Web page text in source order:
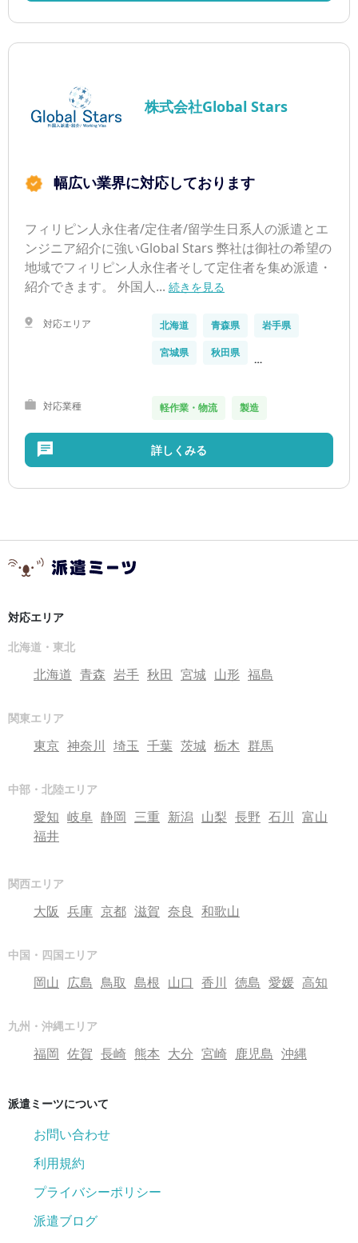
株式会社Global Stars
幅広い業界に対応しております
フィリピン人永住者/定住者/留学生日系人の派遣とエ
ンジニア紹介に強いGlobal Stars 弊社は御社の希望の
地域でフィリピン人永住者そして定住者を集め派遣・
紹介できます。 外国人... 続きを見る
対応エリア 北海道 青森県
岩手県
宮城県
秋田県
…
対応業種 軽作業・物流 製造
詳しくみる
対応エリア
北海道・東北
北海道 青森 岩手 秋田 宮城 山形 福島
関東エリア
東京 神奈川 埼玉 千葉 茨城 栃木 群馬
中部・北陸エリア
愛知 岐阜 静岡 三重 新潟 山梨 長野 石川 富山
福井
関西エリア
大阪 兵庫 京都 滋賀 奈良 和歌山
中国・四国エリア
岡山 広島 鳥取 島根 山口 香川 徳島 愛媛 高知
九州・沖縄エリア
福岡 佐賀 長崎 熊本 大分 宮崎 鹿児島 沖縄
派遣ミーツについて
お問い合わせ
利用規約
プライバシーポリシー
派遣ブログ